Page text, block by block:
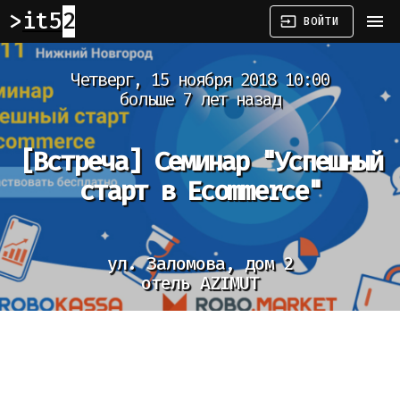
it52 input ВОЙТИ menu
Четверг, 15 ноября 2018 10:00
больше 7 лет назад
[Встреча]
Семинар "Успешный
старт в Ecommerce"
ул. Заломова, дом 2
отель AZIMUT